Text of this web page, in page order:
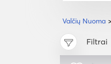
Valčių Nuoma
Filtrai